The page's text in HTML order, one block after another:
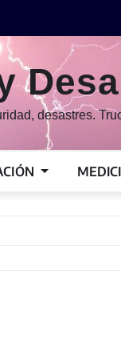
desastres.